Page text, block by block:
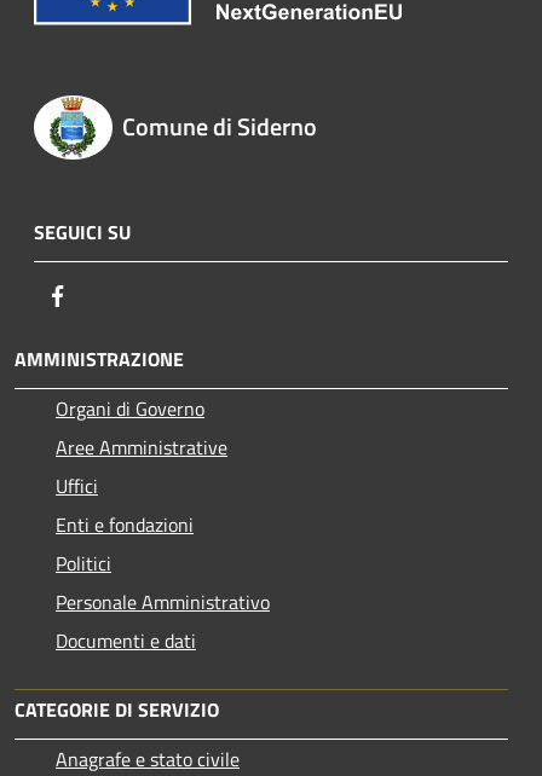
Comune di Siderno
SEGUICI SU
AMMINISTRAZIONE
Organi di Governo
Aree Amministrative
Uffici
Enti e fondazioni
Politici
Personale Amministrativo
Documenti e dati
CATEGORIE DI SERVIZIO
Anagrafe e stato civile